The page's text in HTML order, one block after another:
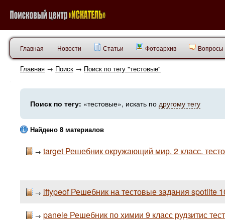
Главная Новости Статьи Фотоархив Вопросы
Главная → Поиск → Поиск по тегу "тестовые"
Поиск по тегу: «тестовые», искать по другому тегу
Найдено 8 материалов
→ target Решебник окружающий мир. 2 класс.
→ iftypeof Решебник на тестовые задания spotlite
→ panele Решебник по химии 9 класс рудзитис